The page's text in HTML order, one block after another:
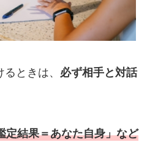
ときは、 必ず相手と対話
定結果＝あなた自身」など